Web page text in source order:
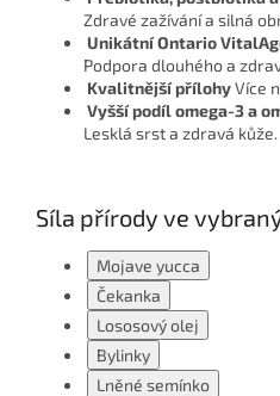
Zdravé zažívání a silná
Unikátní Ontario
Podpora dlouhého a
Kvalitnější přílohyVíce
Vyšší podíl omega-3 a
Lesklá srst a zdravá kůže.
Síla přírody ve
Mojave yucca
Čekanka
Lososový olej
Bylinky
Lněné semínko